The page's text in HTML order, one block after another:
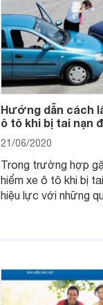
Hướng dẫn cách
ô tô khi bị tai nạn
21/06/2020
Trong trường hợp
hiểm xe ô tô khi bị
hiệu lực với những
ích tối ưu.